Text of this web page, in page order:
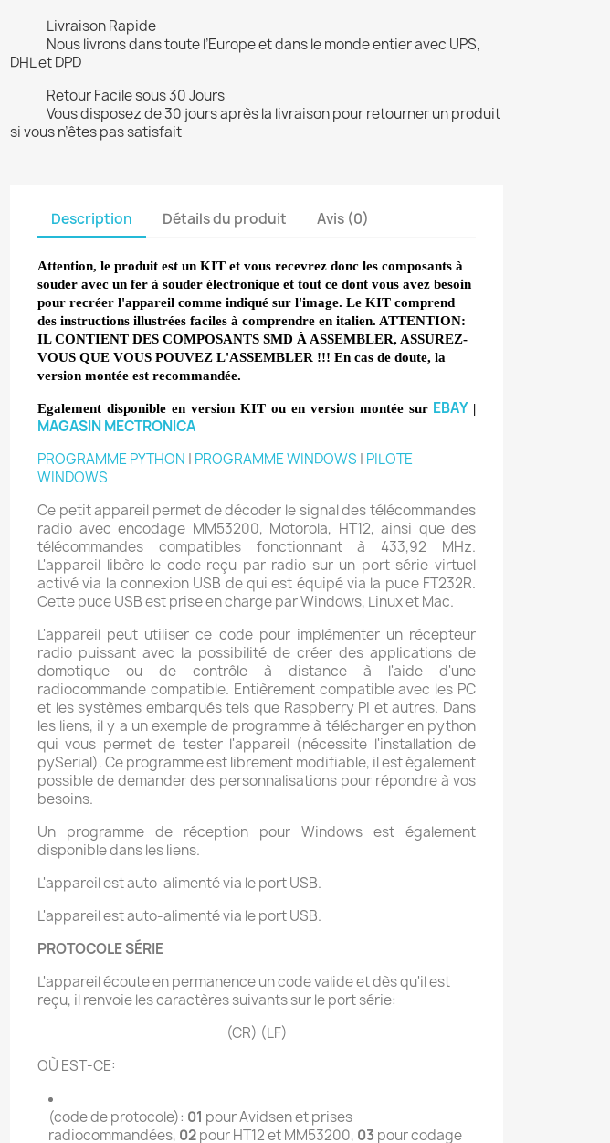
Livraison Rapide
Nous livrons dans toute l’Europe et dans le monde entier avec UPS,
DHL et DPD
Retour Facile sous 30 Jours
Vous disposez de 30 jours après la livraison pour retourner un produit
si vous n’êtes pas satisfait
Description Détails du produit Avis (0)
Attention, le produit est un KIT et vous recevrez donc les composants à
souder avec un fer à souder électronique et tout ce dont vous avez besoin
pour recréer l'appareil comme indiqué sur l'image. Le KIT comprend
des instructions illustrées faciles à comprendre en italien. ATTENTION:
IL CONTIENT DES COMPOSANTS SMD À ASSEMBLER, ASSUREZ-
VOUS QUE VOUS POUVEZ L'ASSEMBLER !!! En cas de doute, la
version montée est recommandée.
Egalement disponible en version KIT ou en version montée sur EBAY |
MAGASIN MECTRONICA
PROGRAMME PYTHON | PROGRAMME WINDOWS | PILOTE
WINDOWS
Ce petit appareil permet de décoder le signal des télécommandes
radio avec encodage MM53200, Motorola, HT12, ainsi que des
télécommandes compatibles fonctionnant à 433,92 MHz.
L'appareil libère le code reçu par radio sur un port série virtuel
activé via la connexion USB de qui est équipé via la puce FT232R.
Cette puce USB est prise en charge par Windows, Linux et Mac.
L'appareil peut utiliser ce code pour implémenter un récepteur
radio puissant avec la possibilité de créer des applications de
domotique ou de contrôle à distance à l'aide d'une
radiocommande compatible. Entièrement compatible avec les PC
et les systèmes embarqués tels que Raspberry PI et autres. Dans
les liens, il y a un exemple de programme à télécharger en python
qui vous permet de tester l'appareil (nécessite l'installation de
pySerial). Ce programme est librement modifiable, il est également
possible de demander des personnalisations pour répondre à vos
besoins.
Un programme de réception pour Windows est également
disponible dans les liens.
L'appareil est auto-alimenté via le port USB.
L'appareil est auto-alimenté via le port USB.
PROTOCOLE SÉRIE
L'appareil écoute en permanence un code valide et dès qu'il est
reçu, il renvoie les caractères suivants sur le port série:
(CR) (LF)
OÙ EST-CE:
(code de protocole): 01 pour Avidsen et prises
radiocommandées, 02pour HT12 et MM53200, 03 pour codage